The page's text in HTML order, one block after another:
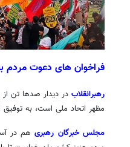
فراخوان های دعوت مردم به
رهبرانقلاب
مظهر اتحاد ملی است، به توفیق الهی ۲۲ بهمن امسال مظهر حضور، عزت، اعتماد مردم به یکدیگر و
مجلس خبرگان رهبریهم در